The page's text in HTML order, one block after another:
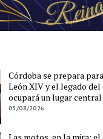
Córdoba se prepara
León XIV y el legado
ocupará un lugar central
05/08/2026